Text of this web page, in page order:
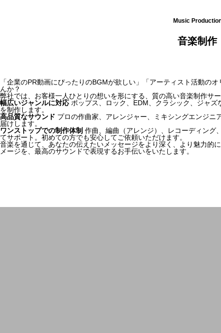
Music
音楽制作
「企業のPR動画にぴったりのBGMが欲しい」「アーティスト活動の
んか？
弊社では、お客様一人ひとりの想いを形にする、質の高い音楽制作サ
幅広いジャンルに対応 ポップス、ロック、EDM、クラシック、ジャ
を制作します。
高品質なサウンド プロの作曲家、アレンジャー、ミキシングエンジ
届けします。
ワンストップでの制作体制 作曲、編曲（アレンジ）、レコーディング
てサポート。初めての方でも安心してご依頼いただけます。
音楽を通じて、あなたの伝えたいメッセージをより深く、より魅力的
メージを、最高のサウンドで表現するお手伝いをいたします。